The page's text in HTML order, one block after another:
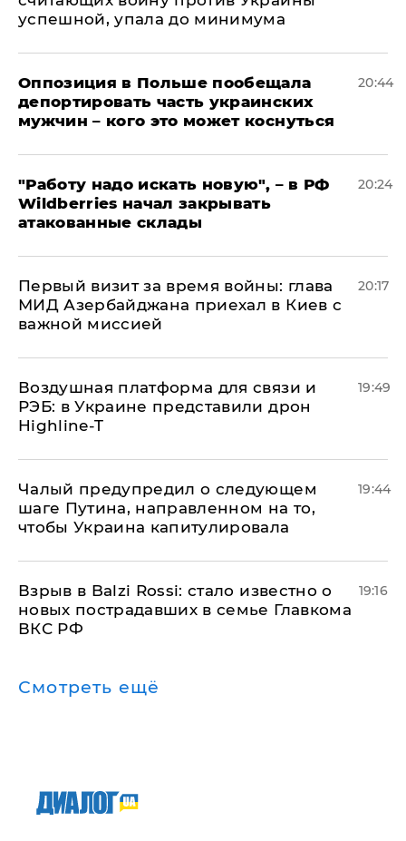
успешной, упала до минимума
Оппозиция в Польше пообещала
депортировать часть украинских
мужчин – кого это может коснуться
20:44
"Работу надо искать новую", – в РФ
Wildberries начал закрывать
атакованные склады
20:24
Первый визит за время войны: глава
МИД Азербайджана приехал в Киев с
важной миссией
20:17
Воздушная платформа для связи и
РЭБ: в Украине представили дрон
Highline-T
19:49
Чалый предупредил о следующем
шаге Путина, направленном на то,
чтобы Украина капитулировала
19:44
Взрыв в Balzi Rossi: стало известно о
новых пострадавших в семье Главкома
ВКС РФ
19:16
Смотреть ещё